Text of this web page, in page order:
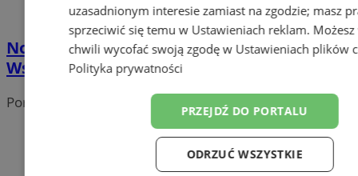
Nowy rozdział w historii muzeum.
Współpraca z Akademią Sztuk Pięknych
Portal należy do sieci
uzasadnionym interesie zamiast na zgodzie; masz
sprzeciwić się temu w Ustawieniach reklam.
chwili wycofać swoją zgodę w Ustawieniach plików
Polityka prywatności
PRZEJDŹ DO PORTALU
ODRZUĆ WSZYSTKIE